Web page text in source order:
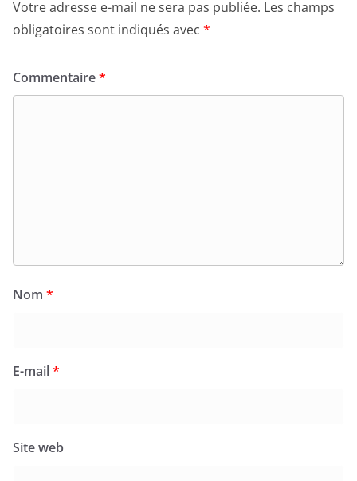
Votre adresse e-mail ne sera pas publiée. Les champs
obligatoires sont indiqués avec *
Commentaire*
Nom *
E-mail*
Site web